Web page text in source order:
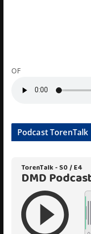
OF
Podcast TorenTalk